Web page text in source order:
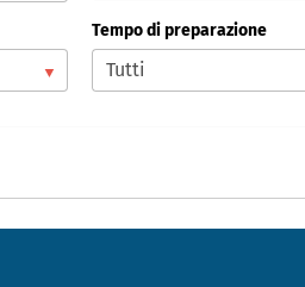
Tempo di preparazione